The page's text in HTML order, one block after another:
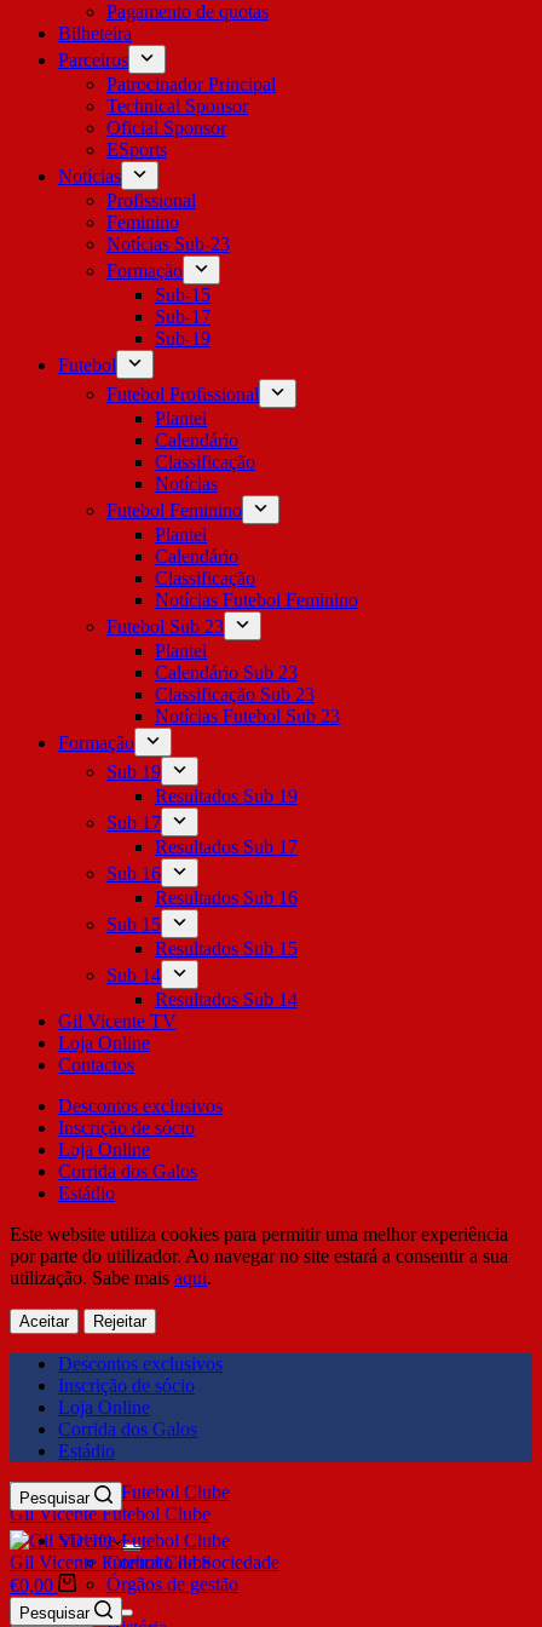
Pagamento de quotas
Bilheteira
Parceiros
Patrocinador Principal
Technical Sponsor
Oficial Sponsor
ESports
Notícias
Profissional
Feminino
Notícias Sub-23
Formação
Sub-15
Sub-17
Sub-19
Futebol
Futebol Profissional
Plantel
Calendário
Classificação
Notícias
Futebol Feminino
Plantel
Calendário
Classificação
Notícias Futebol Feminino
Futebol Sub 23
Plantel
Calendário Sub 23
Classificação Sub 23
Notícias Futebol Sub 23
Formação
Sub 19
Resultados Sub 19
Sub 17
Resultados Sub 17
Sub 16
Resultados Sub 16
Sub 15
Resultados Sub 15
Sub 14
Resultados Sub 14
Gil Vicente TV
Loja Online
Contactos
Descontos exclusivos
Inscrição de sócio
Loja Online
Corrida dos Galos
Estádio
Este website utiliza cookies para permitir uma melhor experiência
por parte do utilizador. Ao navegar no site estará a consentir a sua
utilização. Sabe mais aqui.
Aceitar Rejeitar
Descontos exclusivos
Inscrição de sócio
Loja Online
Corrida dos Galos
Estádio
Gil Vicente Futebol Clube
Pesquisar
SDUQ
Contrato de Sociedade
Órgãos de gestão
Clube
Gil Vicente Futebol Clube
€0,00
Pesquisar